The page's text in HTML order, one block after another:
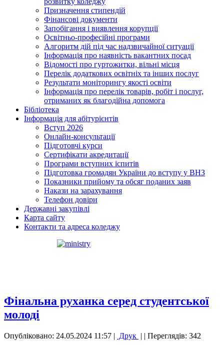
Призначення стипендій
Фінансові документи
Запобігання і виявлення корупції
Освітньо-професійні програми
Алгоритм дій під час надзвичайної ситуації
Інформація про наявність вакантних посад
Відомості про гуртожитки, вільні місця
Перелік додаткових освітніх та інших послуг
Результати моніторингу якості освіти
Інформація про перелік товарів, робіт і послуг,
отриманих як благодійна допомога
Бібліотека
Інформація для абітурієнтів
Вступ 2026
Онлайн-консультації
Підготовчі курси
Сертифікати акредитації
Програми вступних іспитів
Підготовка громадян України до вступу у ВНЗ
Показники прийому та обсяг поданих заяв
Накази на зарахування
Телефон довіри
Державні закупівлі
Карта сайту
Контакти та адреса коледжу
Фінальна руханка серед студентської
молоді
Опубліковано: 24.05.2024 11:57 | Друк | | Переглядів: 342